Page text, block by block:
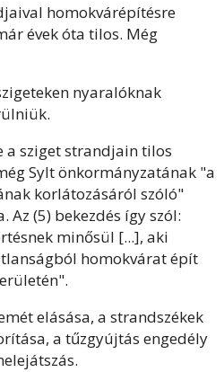
homokvárépítésre
évek óta tilos. Még
nyaralóknak
a sziget strandjain tilos
Sylt önkormányzatának "a
korlátozásáról szóló"
(5) bekezdés így szól:
minősül [...], aki
homokvárat épít
elásása, a strandszékek
a tűzgyújtás engedély